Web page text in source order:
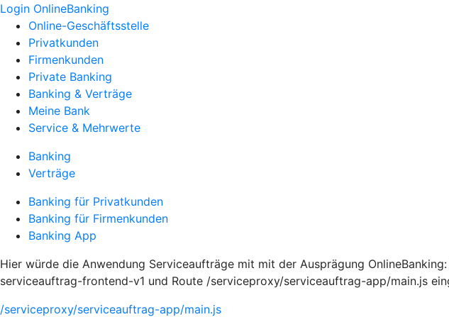
Login OnlineBanking
Online-Geschäftsstelle
Privatkunden
Firmenkunden
Private Banking
Banking & Verträge
Meine Bank
Service & Mehrwerte
Banking
Verträge
Banking für Privatkunden
Banking für Firmenkunden
Banking App
Hier würde die Anwendung Serviceaufträge mit mit der Ausprägung
serviceauftrag-frontend-v1 und Route /serviceproxy/serviceauftrag-app/main.js
/serviceproxy/serviceauftrag-app/main.js